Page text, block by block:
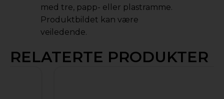
med tre, papp- eller plastramme.
Produktbildet kan være
veiledende.
RELATERTE PRODUKTER